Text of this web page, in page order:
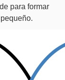
para formar